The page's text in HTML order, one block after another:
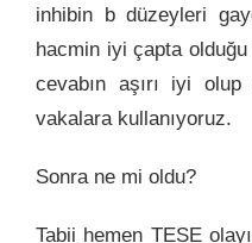
inhibin b düzeyleri
hacmin iyi çapta
cevabın aşırı iyi olup
vakalara kullanıyoruz.
Sonra ne mi oldu?
Tabii hemen TESE